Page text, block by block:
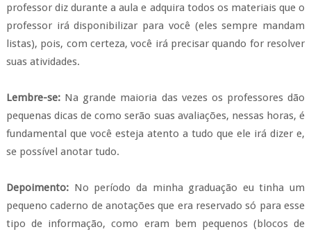
professor diz durante a aula e adquira todos os materiais que o
professor irá disponibilizar para você (eles sempre mandam
listas), pois, com certeza, você irá precisar quando for resolver
suas atividades.
Lembre-se:Na grande maioria das vezes os professores dão
pequenas dicas de como serão suas avaliações, nessas horas, é
fundamental que você esteja atento a tudo que ele irá dizer e,
se possível anotar tudo.
Depoimento:No período da minha graduação eu tinha um
pequeno caderno de anotações que era reservado só para esse
tipo de informação, como eram bem pequenos (blocos de